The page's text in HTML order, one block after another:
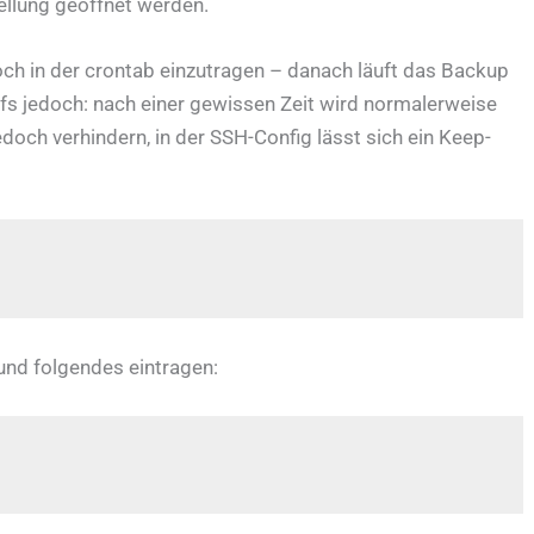
in der crontab einzutragen – danach läuft das Backup
jedoch: nach einer gewissen Zeit wird normalerweise
verhindern, in der SSH-Config lässt sich ein Keep-
folgendes eintragen: